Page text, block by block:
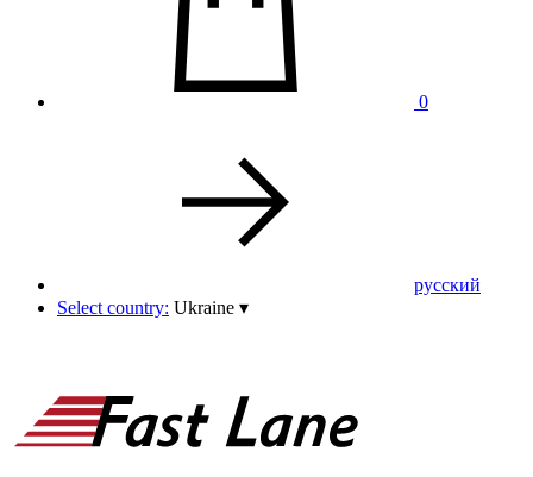
0
pусский
Select country: Ukraine ▾